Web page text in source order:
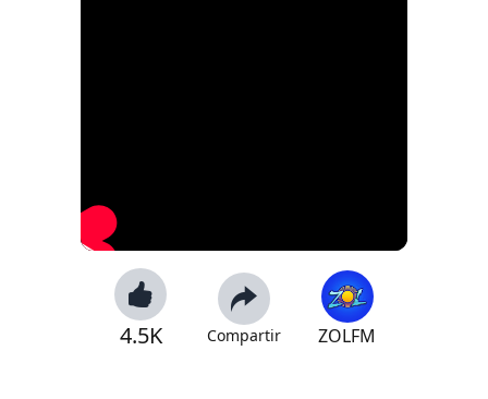
4.5K Compartir ZOLFM